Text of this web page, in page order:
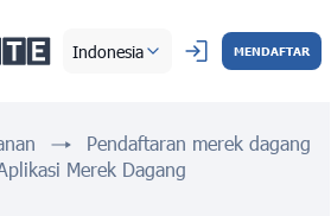
Indonesia MENDAFTAR
Pendaftaran merek dagang
Merek Dagang